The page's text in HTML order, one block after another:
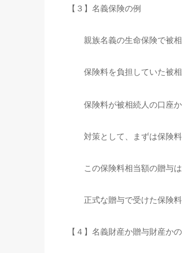
【３】名義保険の例
親族名義の生命保険で被相
保険料を負担していた被相
保険料が被相続人の口座か
対策として、まずは保険料
この保険料相当額の贈与は
正式な贈与で受けた保険料
【４】名義財産か贈与財産か